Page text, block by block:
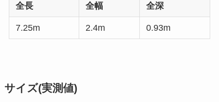
全長 全幅 全深
7.25m 2.4m 0.93m
サイズ(実測値)